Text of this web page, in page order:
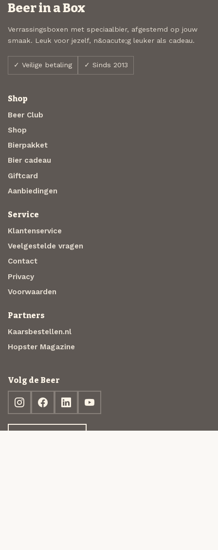
Beer in a Box
Verrassingsboxen met speciaalbier, afgestemd op jouw
smaak. Leuk voor jezelf, n&oacute;g leuker als cadeau.
✓ Veilige betaling ✓ Sinds 2013
Shop
Beer Club
Shop
Bierpakket
Bier cadeau
Giftcard
Aanbiedingen
Service
Klantenservice
Veelgestelde vragen
Contact
Privacy
Voorwaarden
Partners
Kaarsbestellen.nl
Hopster Magazine
Volg de Beer